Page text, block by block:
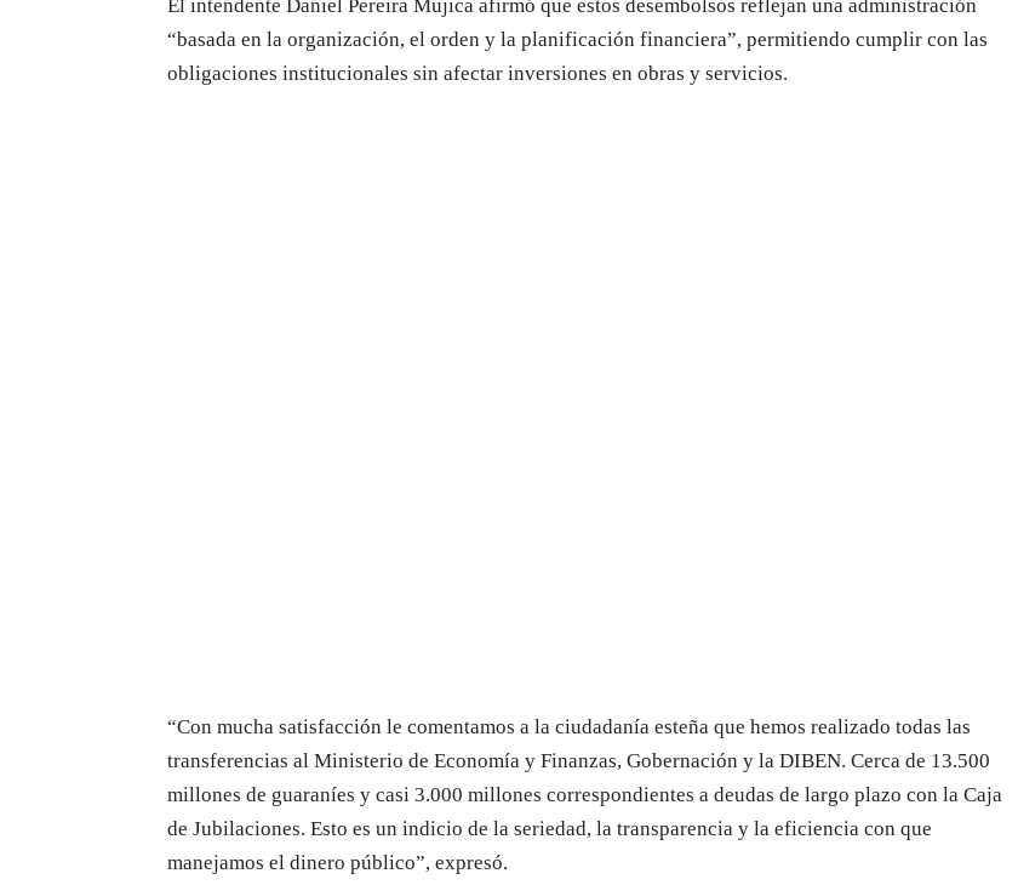
El intendente Daniel Pereira Mujica afirmó que estos desembolsos reflejan una administración
“basada en la organización, el orden y la planificación financiera”, permitiendo cumplir con las
obligaciones institucionales sin afectar inversiones en obras y servicios.
“Con mucha satisfacción le comentamos a la ciudadanía esteña que hemos realizado todas las
transferencias al Ministerio de Economía y Finanzas, Gobernación y la DIBEN. Cerca de 13.500
millones de guaraníes y casi 3.000 millones correspondientes a deudas de largo plazo con la Caja
de Jubilaciones. Esto es un indicio de la seriedad, la transparencia y la eficiencia con que
manejamos el dinero público”, expresó.